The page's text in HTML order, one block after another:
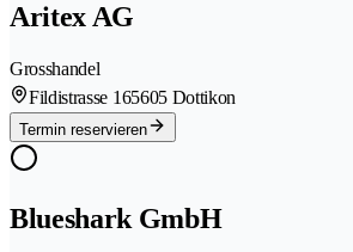
Aritex AG
Grosshandel
Fildistrasse 165605 Dottikon
Termin reservieren
Blueshark GmbH